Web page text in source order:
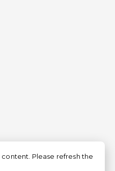
Please refresh the